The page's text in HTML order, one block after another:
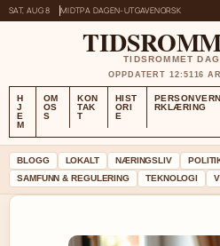
SAT, AUG 8 MIDTPA DAGEN-UTGAVENORSK
TIDSROMMET
OPPDATERT 12:5116
H
J
E
M
OM
OS
S
KON
TAK
T
HIST
ORI
E
RKLÆRING
BLOGG LOKALT NÆRINGSLIV
SAMFUNN & REGULERING
TEKNOLOGI